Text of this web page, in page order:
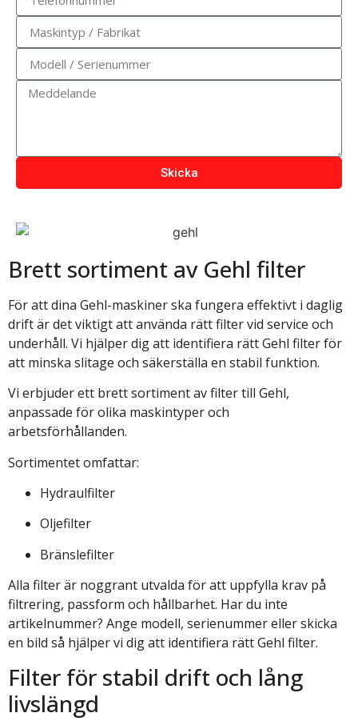
Skicka
Brett sortiment av Gehl filter
För att dina Gehl-maskiner ska fungera effektivt i daglig
drift är det viktigt att använda rätt filter vid service och
underhåll. Vi hjälper dig att identifiera rätt Gehl filter för
att minska slitage och säkerställa en stabil funktion.
Vi erbjuder ett brett sortiment av filter till Gehl,
anpassade för olika maskintyper och
arbetsförhållanden.
Sortimentet omfattar:
Hydraulfilter
Oljefilter
Bränslefilter
Alla filter är noggrant utvalda för att uppfylla krav på
filtrering, passform och hållbarhet. Har du inte
artikelnummer? Ange modell, serienummer eller skicka
en bild så hjälper vi dig att identifiera rätt Gehl filter.
Filter för stabil drift och lång
livslängd